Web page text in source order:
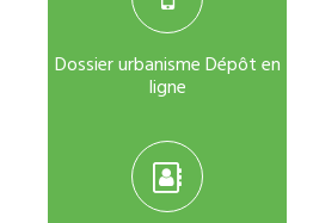
Dossier urbanisme Dépôt en
ligne